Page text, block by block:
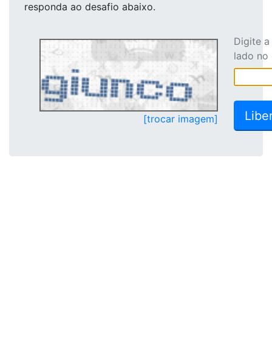
responda ao desafio abaixo.
[trocar imagem]
Digite
lado no